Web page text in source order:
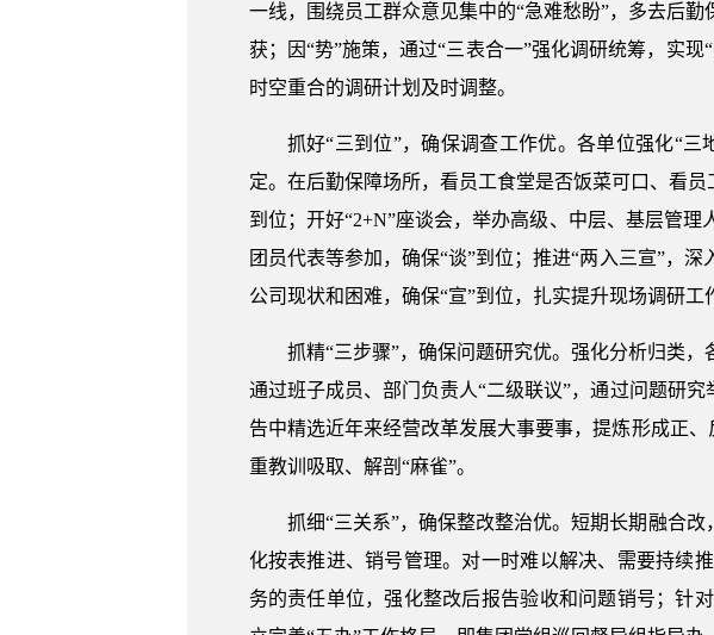
一线，围绕员工群众意见集中的“急难愁盼”，多去后
获；因“势”施策，通过“三表合一”强化调研统筹，实
时空重合的调研计划及时调整。
抓好“三到位”，确保调查工作优。各单位强化“
定。在后勤保障场所，看员工食堂是否饭菜可口、看
到位；开好“2+N”座谈会，举办高级、中层、基层管
团员代表等参加，确保“谈”到位；推进“两入三宣”，
公司现状和困难，确保“宣”到位，扎实提升现场调研工
抓精“三步骤”，确保问题研究优。强化分析归类
通过班子成员、部门负责人“二级联议”，通过问题研
告中精选近年来经营改革发展大事要事，提炼形成正
重教训吸取、解剖“麻雀”。
抓细“三关系”，确保整改整治优。短期长期融合
化按表推进、销号管理。对一时难以解决、需要持续
务的责任单位，强化整改后报告验收和问题销号；针